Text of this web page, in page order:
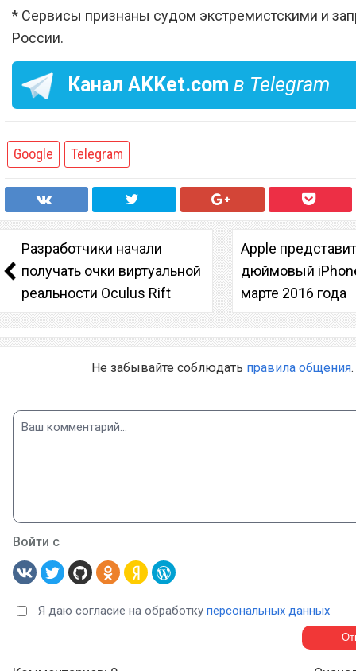
* Сервисы признаны судом экстремистскими и
России.
Канал AKKet.com в Telegram
Google Telegram
Разработчики начали
получать очки виртуальной
реальности Oculus Rift
Apple
дюймовый
марте 2016 года
Не забывайте соблюдать правила общения.
Войти с
Я даю согласие на обработку персональных данных